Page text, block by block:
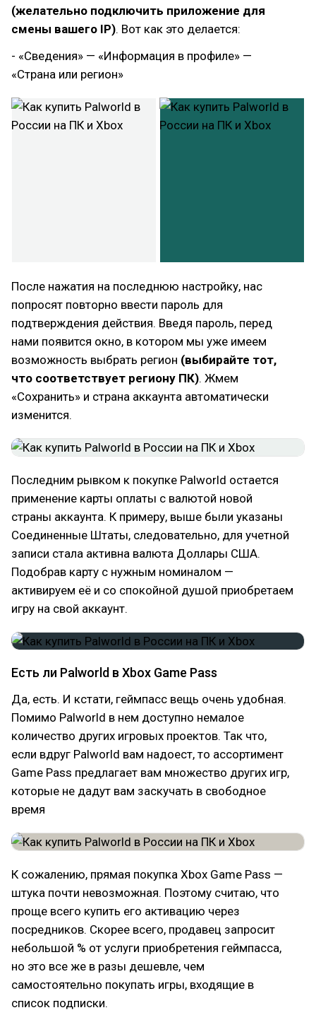
(желательно подключить приложение для
смены вашего IP). Вот как это делается:
- «Сведения» — «Информация в профиле» —
«Страна или регион»
После нажатия на последнюю настройку, нас
попросят повторно ввести пароль для
подтверждения действия. Введя пароль, перед
нами появится окно, в котором мы уже имеем
возможность выбрать регион (выбирайте тот,
что соответствует региону ПК). Жмем
«Сохранить» и страна аккаунта автоматически
изменится.
Последним рывком к покупке Palworld остается
применение карты оплаты с валютой новой
страны аккаунта. К примеру, выше были указаны
Соединенные Штаты, следовательно, для учетной
записи стала активна валюта Доллары США.
Подобрав карту с нужным номиналом —
активируем её и со спокойной душой приобретаем
игру на свой аккаунт.
Есть ли Palworld в Xbox Game Pass
Да, есть. И кстати, геймпасс вещь очень удобная.
Помимо Palworld в нем доступно немалое
количество других игровых проектов. Так что,
если вдруг Palworld вам надоест, то ассортимент
Game Pass предлагает вам множество других игр,
которые не дадут вам заскучать в свободное
время
К сожалению, прямая покупка Xbox Game Pass —
штука почти невозможная. Поэтому считаю, что
проще всего купить его активацию через
посредников. Скорее всего, продавец запросит
небольшой % от услуги приобретения геймпасса,
но это все же в разы дешевле, чем
самостоятельно покупать игры, входящие в
список подписки.